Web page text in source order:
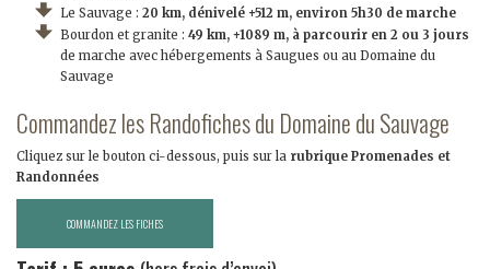
Le Sauvage : 20 km, dénivelé +512 m, environ 5h30 de marche
Bourdon et granite : 49 km, +1089 m, à parcourir en 2 ou 3 jours
de marche avec hébergements à Saugues ou au Domaine du
Sauvage
Commandez les Randofiches du Domaine du Sauvage
Cliquez sur le bouton ci-dessous, puis sur la rubrique Promenades et
Randonnées
BOUTIQUE EN LIGNE